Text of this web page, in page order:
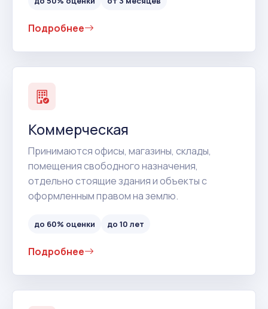
Подробнее
Коммерческая
Принимаются офисы, магазины, склады,
помещения свободного назначения,
отдельно стоящие здания и объекты с
оформленным правом на землю.
до 60% оценки до 10 лет
Подробнее